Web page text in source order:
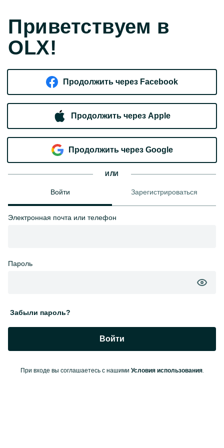
Приветствуем в
OLX!
Продолжить через Facebook
Продолжить через Apple
Продолжить через Google
ИЛИ
Войти Зарегистрироваться
Электронная почта или телефон
Пароль
Забыли пароль?
Войти
При входе вы соглашаетесь с нашими Условия использования.